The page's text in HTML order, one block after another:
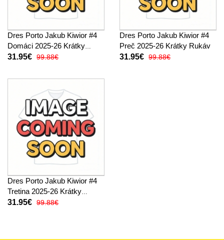
Dres Porto Jakub Kiwior #4
Domáci 2025-26 Krátky
Rukáv
31.95€ 99.88€
Dres Porto Jakub Kiwior #4
Preč 2025-26 Krátky Rukáv
31.95€ 99.88€
Dres Porto Jakub Kiwior #4
Tretina 2025-26 Krátky
Rukáv
31.95€ 99.88€